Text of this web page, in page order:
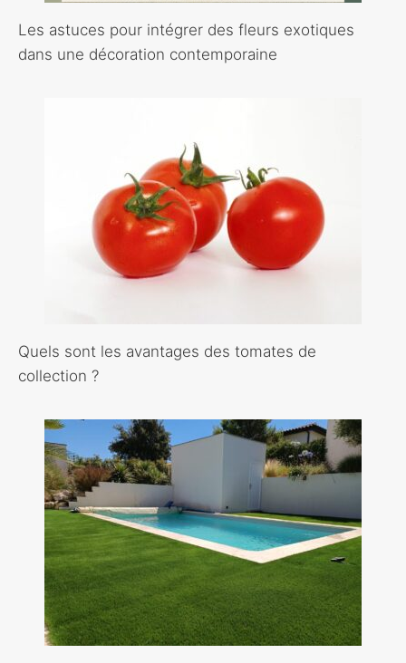
Les astuces pour intégrer des fleurs exotiques
dans une décoration contemporaine
Quels sont les avantages des tomates de
collection ?